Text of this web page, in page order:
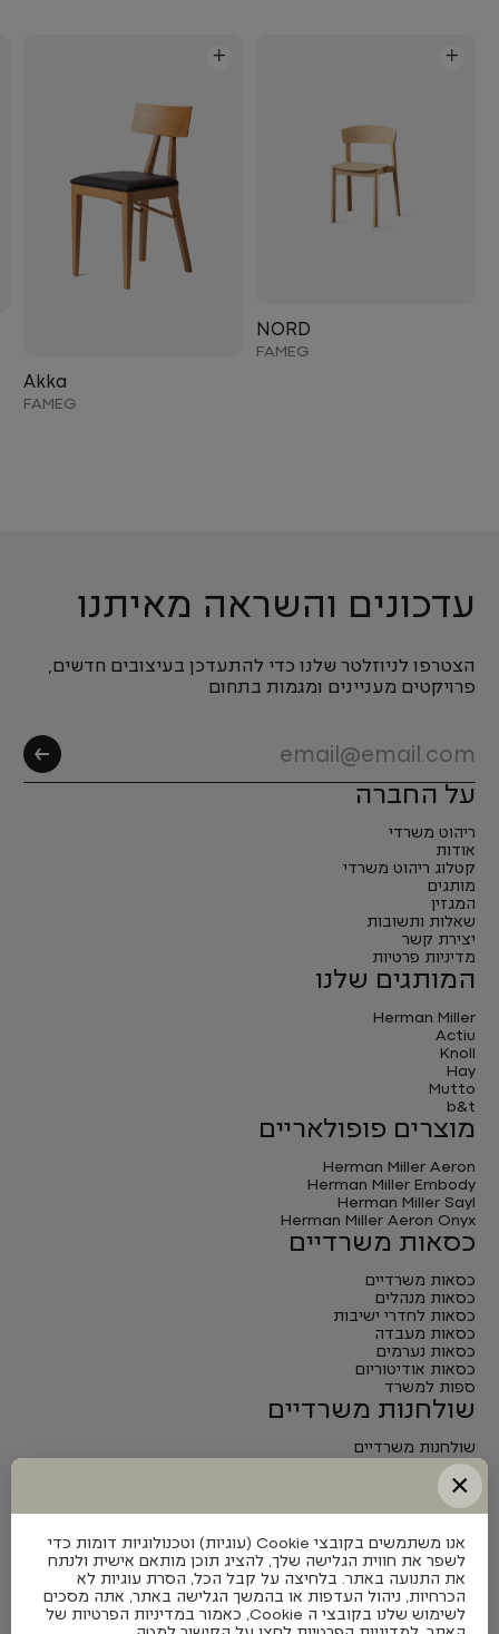
+
NORD
FAMEG
+
Akka
FAMEG
עדכונים והשראה מאיתנו
הצטרפו לניוזלטר שלנו כדי להתעדכן בעיצובים חדשים,
פרויקטים מעניינים ומגמות בתחום
על החברה
ריהוט משרדי
אודות
קטלוג ריהוט משרדי
מותגים
המגזין
שאלות ותשובות
יצירת קשר
מדיניות פרטיות
המותגים שלנו
Herman Miller
Actiu
Knoll
Hay
Mutto
b&t
מוצרים פופולאריים
Herman Miller Aeron
Herman Miller Embody
Herman Miller Sayl
Herman Miller Aeron Onyx
כסאות משרדיים
כסאות משרדיים
כסאות מנהלים
כסאות לחדרי ישיבות
כסאות מעבדה
כסאות נערמים
כסאות אודיטוריום
ספות למשרד
שולחנות משרדיים
שולחנות משרדיים
שולחנות מנהלים
שולחנות לחדרי ישיבות
שולחנות מתכווננים חשמליים
×
אנו משתמשים בקובצי Cookie (עוגיות) וטכנולוגיות דומות כדי
לשפר את חווית הגלישה שלך, להציג תוכן מותאם אישית ולנתח
את התנועה באתר. בלחיצה על קבל הכל, הסרת עוגיות לא
הכרחיות, ניהול העדפות או בהמשך הגלישה באתר, אתה מסכים
לשימוש שלנו בקובצי ה Cookie, כאמור במדיניות הפרטיות של